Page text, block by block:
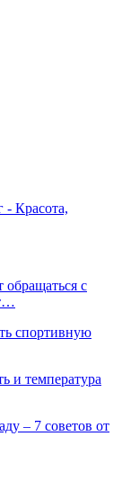
- Красота,
обращаться с
спортивную
и температура
– 7 советов от